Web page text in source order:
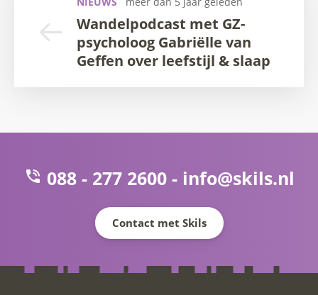
Wandelpodcast met GZ-
psycholoog Gabriëlle van
Geffen over leefstijl & slaap
088 - 277 2600 - info@skils.nl
Contact met Skils